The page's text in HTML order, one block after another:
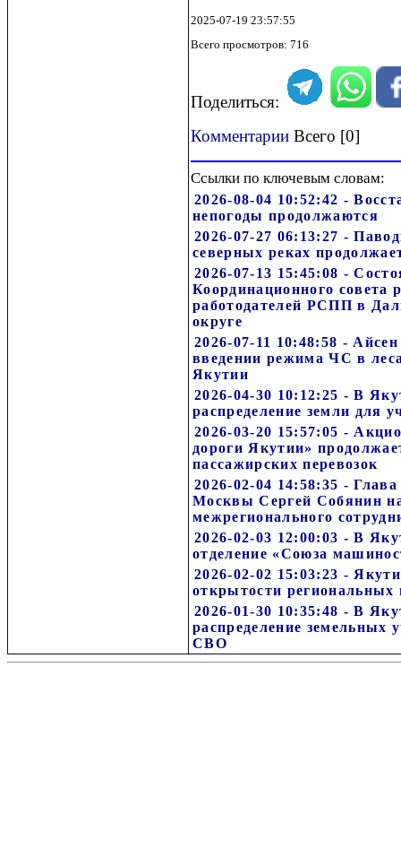
2025-07-19 23:57:55
Всего просмотров: 716
Поделиться:
Комментарии Всего [0]
Ссылки по ключевым словам:
2026-08-04 10:52:42 -
непогоды продолжаются
2026-07-27 06:13:27 -
северных реках
2026-07-13 15:45:08 -
Координационного совета
работодателей РСПП в
округе
2026-07-11 10:48:58 -
введении режима ЧС в
Якутии
2026-04-30 10:12:25 - В
распределение земли для
2026-03-20 15:57:05 -
дороги Якутии»
пассажирских перевозок
2026-02-04 14:58:35 -
Москвы Сергей Собянин
межрегионального
2026-02-03 12:00:03 - В
отделение «Союза
2026-02-02 15:03:23 -
открытости региональных
2026-01-30 10:35:48 - В
распределение земельных
СВО